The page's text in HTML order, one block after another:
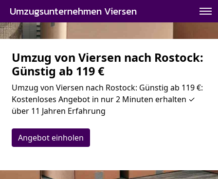
Umzugsunternehmen Viersen
Umzug von Viersen nach Rostock:
Günstig ab 119 €
Umzug von Viersen nach Rostock: Günstig ab 119 €:
Kostenloses Angebot in nur 2 Minuten erhalten ✓
über 11 Jahren Erfahrung
Angebot einholen